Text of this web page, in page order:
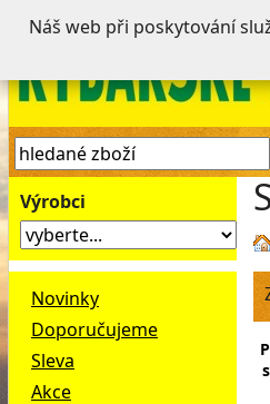
Výrobci
Novinky
Doporučujeme
Sleva
Akce
Náš web při poskytování